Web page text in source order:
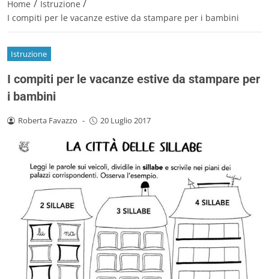
Home / Istruzione /
I compiti per le vacanze estive da stampare per i bambini
Istruzione
I compiti per le vacanze estive da stampare per
i bambini
Roberta Favazzo - 20 Luglio 2017